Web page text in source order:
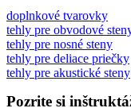
doplnkové tvarovky
tehly pre obvodové
tehly pre nosné steny
tehly pre deliace priečky
tehly pre akustické steny
Pozrite si